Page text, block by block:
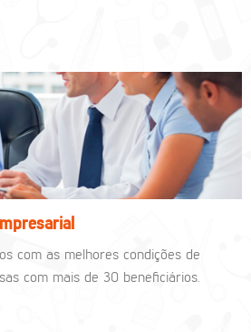
com as melhores condições de
com mais de 30 beneficiários.